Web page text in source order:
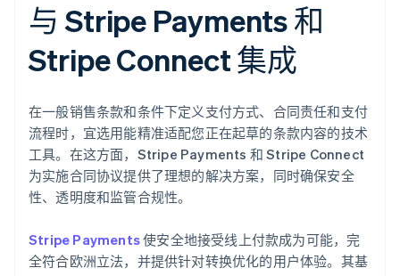
与 Stripe Payments 和
Stripe Connect 集成
在一般销售条款和条件下定义支付方式、合同责任和支付
流程时，宜选用能精准适配您正在起草的条款内容的技术
工具。在这方面，Stripe Payments 和 Stripe Connect
为实施合同协议提供了理想的解决方案，同时确保安全
性、透明度和监管合规性。
Stripe Payments使安全地接受线上付款成为可能，完
全符合欧洲立法，并提供针对转换优化的用户体验。其基